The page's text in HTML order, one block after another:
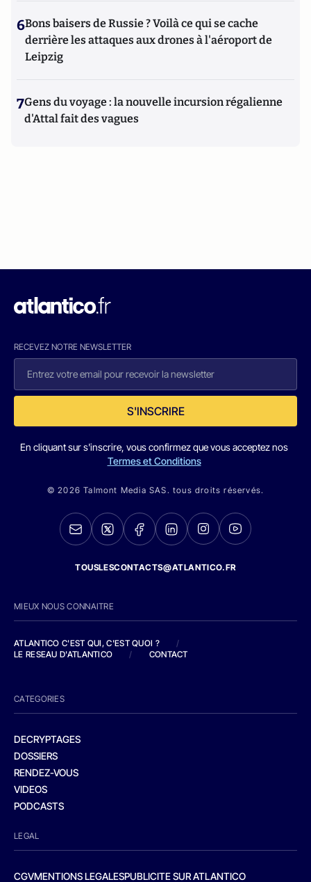
6Bons baisers de Russie ? Voilà ce qui se cache
derrière les attaques aux drones à l'aéroport de
Leipzig
7Gens du voyage : la nouvelle incursion régalienne
d'Attal fait des vagues
RECEVEZ NOTRE NEWSLETTER
S'INSCRIRE
En cliquant sur s'inscrire, vous confirmez que vous acceptez nos
Termes et Conditions
© 2026 Talmont Media SAS. tous droits réservés.
TOUSLESCONTACTS@ATLANTICO.FR
MIEUX NOUS CONNAITRE
ATLANTICO C'EST QUI, C'EST QUOI ?
/
LE RESEAU D'ATLANTICO
/ CONTACT
CATEGORIES
DECRYPTAGES
DOSSIERS
RENDEZ-VOUS
VIDEOS
PODCASTS
LEGAL
CGVMENTIONS LEGALESPUBLICITE SUR ATLANTICO